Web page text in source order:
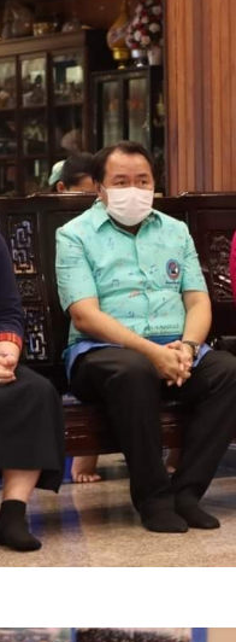
และความโปร่งใสในการ
จ.สุพรรณบุรี
ายประจำปี ของ อบจ.สุ
พรรณบุรี
บจ.สุพรรณบุรี
จ.สุพรรณบุรี
ะเมินผลแผนพัฒนาท้อง